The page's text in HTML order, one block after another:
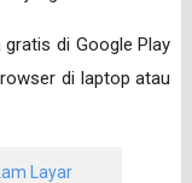
di Google Play
di laptop atau
Layar